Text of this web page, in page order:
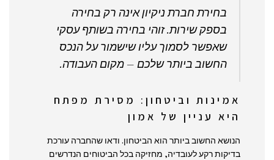
בחירת חברת ניקיון אינה רק בחירה
בספק שירות. זוהי בחירה בשותף עסקי
שאפשר לסמוך עליו שישמור על הנכס
החשוב ביותר שלכם – מקום העבודה.
אמינות וביטחון: מסירת מפתח
היא עניין של אמון
הנושא החשוב ביותר הוא הביטחון. ודאו שהחברה עורכת
בדיקות רקע לעובדיה, מחזיקה בכל הביטוחים הנדרשים